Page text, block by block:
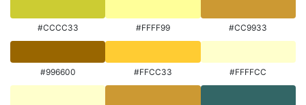
#CCCC33 #FFFF99 #CC9933
#996600 #FFCC33 #FFFFCC